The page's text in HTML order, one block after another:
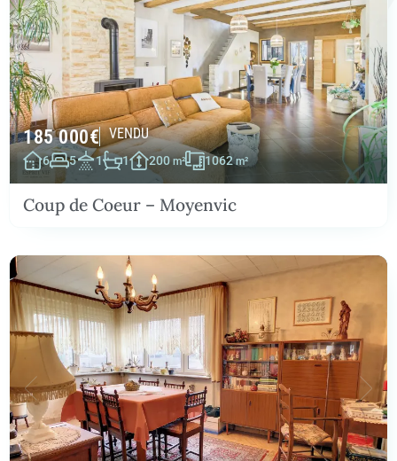
185 000€ VENDU
6 5 1 1 200m² 1062m²
Coup de Coeur – Moyenvic